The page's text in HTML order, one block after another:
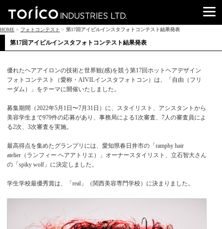
HOME > フォトコンテスト > 第17回アイビルインスタフォトコンテスト結果発表
第17回アイビルインスタフォトコンテスト結果発表
優れたヘアアイロンの技術と世界観(感)を競う第17回ホットヘアデザイン
フォトコンテスト（愛称・AIVILインスタフォトコン）は、「自由（フリ
ーダム）」をテーマに開催いたしました。
募集期間（2022年5月1日〜7月31日）に、スタイリスト、アシスタントから
美容学生まで979件の応募があり、事務局による1次審査、7人の審査員によ
る2次、3次審査を実施。
最高得点を集めたグランプリには、愛知県春日井市の「ramphy hair
atelier（ランフィー ヘアアトリエ）」オーナースタイリスト、立石智大さん
の「spiky wolf」に決定しました。
学生学校最優秀賞は、「real」（関西美容専門学校）に決まりました。